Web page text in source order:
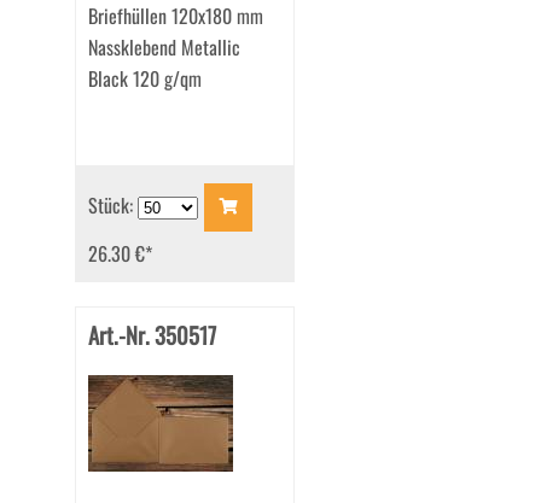
Briefhüllen 120x180 mm
Nassklebend Metallic
Black 120 g/qm
Stück:
26.30 €*
Art.-Nr. 350517